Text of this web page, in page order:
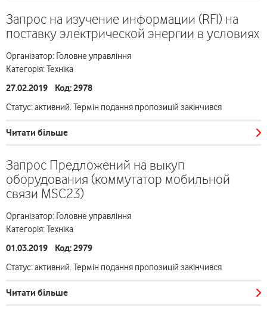
Запрос на изучение информации (RFI) на
поставку электрической энергии в условиях
Організатор: Головне управління
Категорія: Техніка
27.02.2019 Код: 2978
Статус: активний. Термін подання пропозицій закінчився
Читати більше
Запрос Предложений на выкуп
оборудования (коммутатор мобильной
связи MSC23)
Організатор: Головне управління
Категорія: Техніка
01.03.2019 Код: 2979
Статус: активний. Термін подання пропозицій закінчився
Читати більше